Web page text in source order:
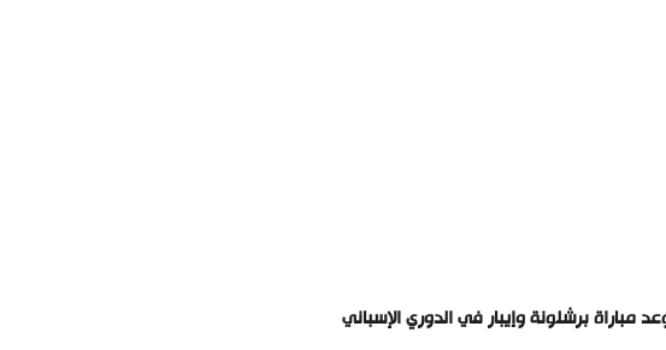
مباراة برشلونة وإيبار في الدوري الإسباني